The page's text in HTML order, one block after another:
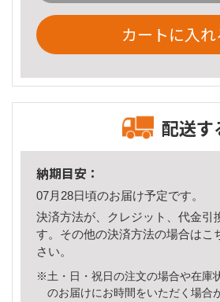
カートに入れ
配送す
納期目安：
07月28日頃のお届け予定です。
決済方法が、クレジット、代金引
す。その他の決済方法の場合はこ
さい。
※土・日・祝日の注文の場合や在庫
のお届けにお時間をいただく場合